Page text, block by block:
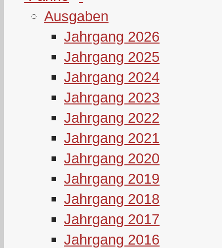
Ausgaben
Jahrgang 2026
Jahrgang 2025
Jahrgang 2024
Jahrgang 2023
Jahrgang 2022
Jahrgang 2021
Jahrgang 2020
Jahrgang 2019
Jahrgang 2018
Jahrgang 2017
Jahrgang 2016